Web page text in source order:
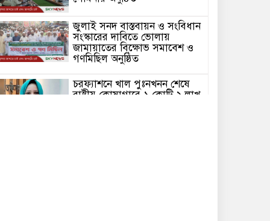
জুলাই সনদ বাস্তবায়ন ও সংবিধান
সংস্কারের দাবিতে ভোলায়
জামায়াতের বিক্ষোভ সমাবেশ ও
গণমিছিল অনুষ্ঠিত
চরফ্যাশনে খাল পুঃনখনন শেষে
রাষ্ট্রীয় কোষাগারে ১ কোটি ২ লাখ